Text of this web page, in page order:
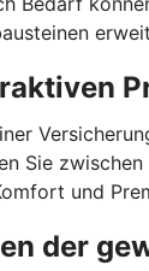
Sie
und
der